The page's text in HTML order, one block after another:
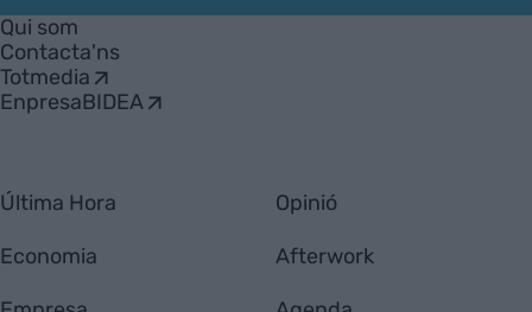
Empresa
Qui som
Contacta'ns
Totmedia
EnpresaBIDEA
Última Hora
Economia
Opinió
Afterwork